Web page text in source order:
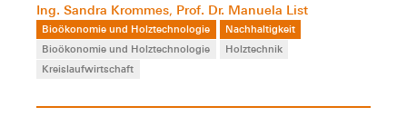
Ing. Sandra Krommes, Prof. Dr. Manuela List
Bioökonomie und Holztechnologie
Nachhaltigkeit
Bioökonomie und Holztechnologie
Holztechnik
Kreislaufwirtschaft